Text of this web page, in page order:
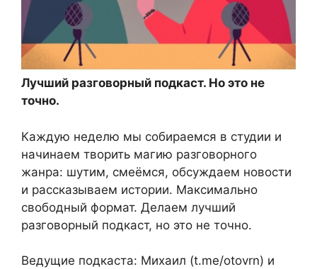
Лучший разговорный подкаст. Но это не
точно.
Каждую неделю мы собираемся в студии и
начинаем творить магию разговорного
жанра: шутим, смеёмся, обсуждаем новости
и рассказываем истории. Максимально
свободный формат. Делаем лучший
разговорный подкаст, но это не точно.
Ведущие подкаста: Михаил (t.me/otovrn) и